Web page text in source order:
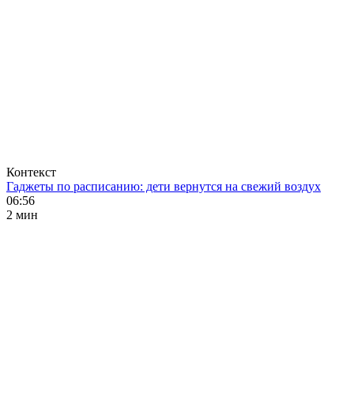
Контекст
Гаджеты по расписанию: дети вернутся на свежий воздух
06:56
2 мин